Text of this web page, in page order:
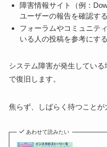
障害情報サイト（例：
ユーザーの報告を確認する
フォーラムやコミュニテ
いる人の投稿を参考にする
システム障害が発生してい
で復旧します。
焦らず、しばらく待つことが
あわせて読みたい